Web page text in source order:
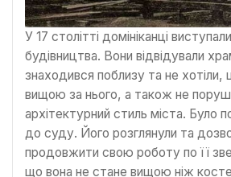
У 17 столітті домініканці
будівництва. Вони відвідували
знаходився поблизу та не хотіли,
вищою за нього, а також не
архітектурний стиль міста. Було
до суду. Його розглянули та
продовжити свою роботу по її
що вона не стане вищою ніж